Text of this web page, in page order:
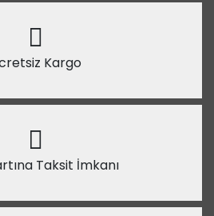
Kargo
Taksit İmkanı